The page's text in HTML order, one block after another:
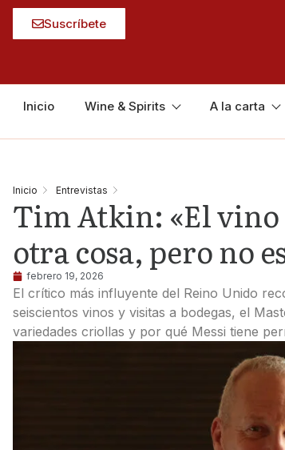
Suscríbete
Inicio Wine & Spirits A la carta
Inicio Entrevistas
Tim Atkin: «El vino
otra cosa, pero no
febrero 19, 2026
El crítico más influyente del Reino Unido
seiscientos vinos y visitas a bodegas, el
variedades criollas y por qué Messi tiene